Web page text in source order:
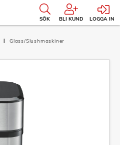
SÖK BLI KUND LOGGA IN
Glass/Slushmaskiner